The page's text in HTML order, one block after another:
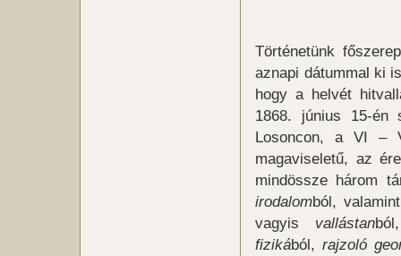
Történetünk
aznapi dátummal ki
hogy a helvét
1868. június 15-én
Losoncon, a VI –
magaviseletű, az
mindössze három
irodalomból,
vagyis vallástan
fizikából,rajzoló